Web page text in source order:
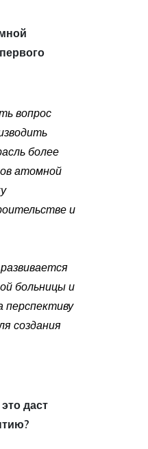
вопрос
более
атомной
и
больницы и
перспективу
создания
даст